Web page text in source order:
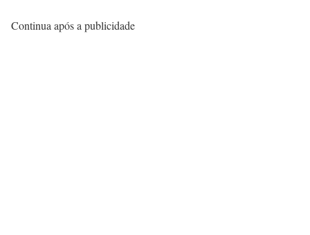
Continua após a publicidade